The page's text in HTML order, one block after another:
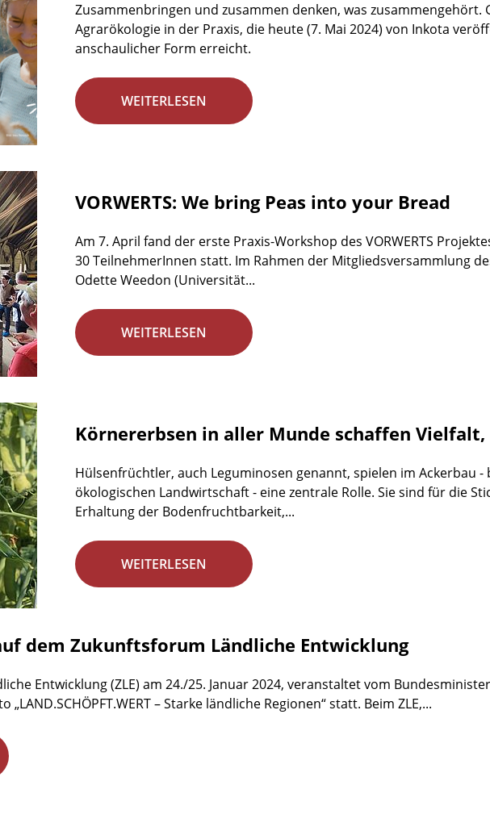
Zusammenbringen und zusammen denken, was
Agrarökologie in der Praxis, die heute (7. Mai 2024) von Inkota
anschaulicher Form erreicht.
WEITERLESEN
VORWERTS: We bring Peas into your Bread
Am 7. April fand der erste Praxis-Workshop des VORWERTS
30 TeilnehmerInnen statt. Im Rahmen der Mitgliedsversammlung
Odette Weedon (Universität...
WEITERLESEN
Körnererbsen in aller Munde schaffen
Hülsenfrüchtler, auch Leguminosen genannt, spielen im Ackerbau
ökologischen Landwirtschaft - eine zentrale Rolle. Sie sind für die
Erhaltung der Bodenfruchtbarkeit,...
WEITERLESEN
dem Zukunftsforum Ländliche Entwicklung
Entwicklung (ZLE) am 24./25. Januar 2024, veranstaltet vom
– Starke ländliche Regionen“ statt. Beim ZLE,...